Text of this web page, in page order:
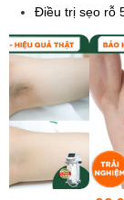
Điều trị sẹo rỗ